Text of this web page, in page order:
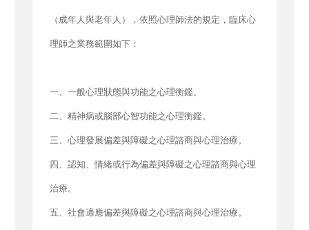
（成年人與老年人），依照心理師法的規定，臨床心
理師之業務範圍如下：
一、一般心理狀態與功能之心理衡鑑。
二、精神病或腦部心智功能之心理衡鑑。
三、心理發展偏差與障礙之心理諮商與心理治療。
四、認知、情緒或行為偏差與障礙之心理諮商與心理
治療。
五、社會適應偏差與障礙之心理諮商與心理治療。